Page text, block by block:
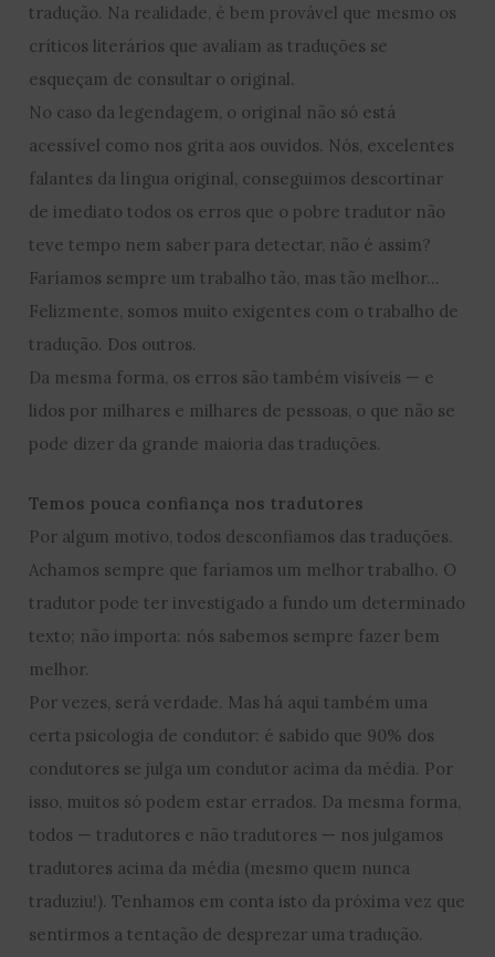
tradução. Na realidade, é bem provável que mesmo os
críticos literários que avaliam as traduções se
esqueçam de consultar o original.
No caso da legendagem, o original não só está
acessível como nos grita aos ouvidos. Nós, excelentes
falantes da língua original, conseguimos descortinar
de imediato todos os erros que o pobre tradutor não
teve tempo nem saber para detectar, não é assim?
Faríamos sempre um trabalho tão, mas tão melhor…
Felizmente, somos muito exigentes com o trabalho de
tradução. Dos outros.
Da mesma forma, os erros são também visíveis — e
lidos por milhares e milhares de pessoas, o que não se
pode dizer da grande maioria das traduções.
Temos pouca confiança nos tradutores
Por algum motivo, todos desconfiamos das traduções.
Achamos sempre que faríamos um melhor trabalho. O
tradutor pode ter investigado a fundo um determinado
texto; não importa: nós sabemos sempre fazer bem
melhor.
Por vezes, será verdade. Mas há aqui também uma
certa psicologia de condutor: é sabido que 90% dos
condutores se julga um condutor acima da média. Por
isso, muitos só podem estar errados. Da mesma forma,
todos — tradutores e não tradutores — nos julgamos
tradutores acima da média (mesmo quem nunca
traduziu!). Tenhamos em conta isto da próxima vez que
sentirmos a tentação de desprezar uma tradução.